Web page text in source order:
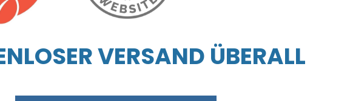
VERSAND ÜBERALL